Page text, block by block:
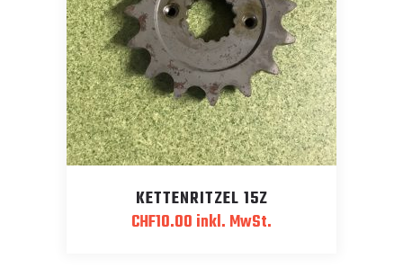
KETTENRITZEL 15Z
CHF10.00 inkl. MwSt.